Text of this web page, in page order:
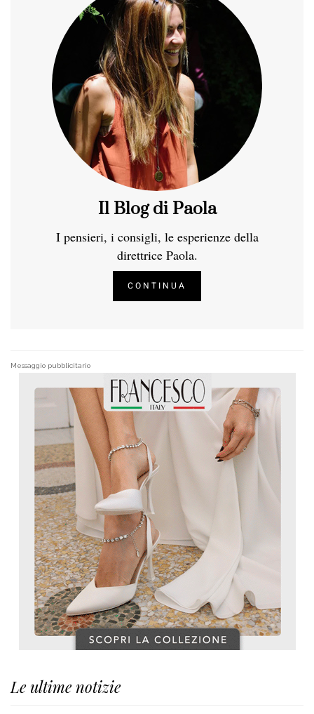
Il Blog di Paola
I pensieri, i consigli, le esperienze della
direttrice Paola.
CONTINUA
Messaggio pubblicitario
Le ultime notizie